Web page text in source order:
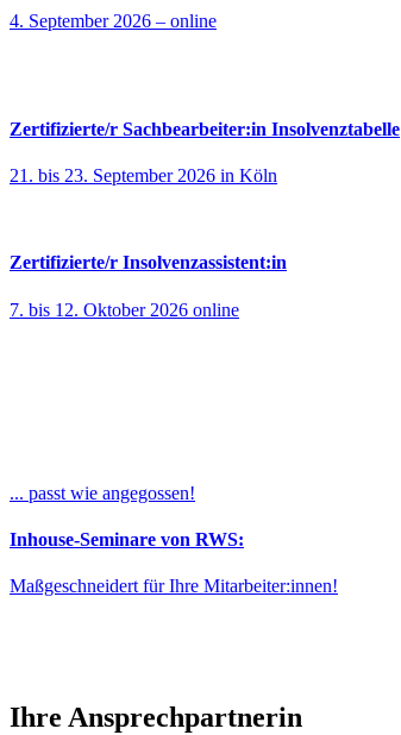
4. September 2026 – online
Zertifizierte/r Sachbearbeiter:in Insolvenztabelle
21. bis 23. September 2026 in Köln
Zertifizierte/r Insolvenzassistent:in
7. bis 12. Oktober 2026 online
... passt wie angegossen!
Inhouse-Seminare von RWS:
Maßgeschneidert für Ihre Mitarbeiter:innen!
Ihre Ansprechpartnerin